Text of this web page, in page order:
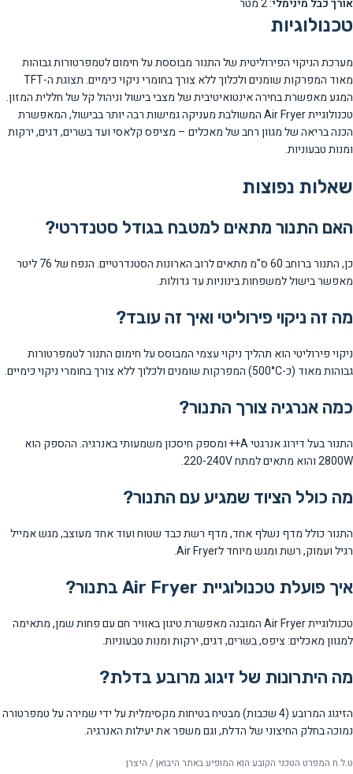
אורך כבל מינימלי: 2 מטר
טכנולוגיות
מערכת הניקוי הפירוליטית של התנור מבוססת על חימום לטמפרטורות גבוהות
מאוד המפרקות שומנים ולכלוך ללא צורך בחומרי ניקוי כימיים. תצוגת ה-TFT
המגע מאפשרת בחירה אינטואיטיבית של מצבי בישול וניהול קל של חללית המזון.
טכנולוגיית Air Fryer המשולבת מעניקה גמישות רבה יותר בבישול, המאפשרת
הכנה בריאה של מגוון רחב של מאכלים – מציפס קלאסי ועד בשרים, דגים, ירקות
ומנות טבעוניות.
שאלות נפוצות
האם התנור מתאים למטבח בגודל סטנדרטי?
כן, התנור ברוחב 60 ס"מ מתאים לרוב הארונות הסטנדרטיים. הנפח של 76 ליטר
מאפשר בישול למשפחות בינוניות עד גדולות.
מה זה ניקוי פירוליטי ואיך זה עובד?
ניקוי פירוליטי הוא תהליך ניקוי עצמי המבוסס על חימום התנור לטמפרטורות
גבוהות מאוד (כ-500°C) המפרקות שומנים ולכלוך ללא צורך בחומרי ניקוי כימיים.
כמה אנרגיה צורך התנור?
התנור בעל דירוג אנרגטי A++ ומספק חיסכון משמעותי באנרגיה. ההספק הוא
2800W והוא מתאים למתח 220-240V.
מה כולל הציוד שמגיע עם התנור?
התנור כולל מדף נשלף אחד, מדף רשת כבד שטוח ועוד אחד מעוצב, מגש אמייל
רגיל ועמוק, רשת ומגש מיוחד לAir Fryer.
איך פועלת טכנולוגיית Air Fryer בתנור?
טכנולוגיית Air Fryer המובנה מאפשרת טיגון באוויר חם עם פחות שמן, מתאימה
למגוון מאכלים: ציפס, בשרים, דגים, ירקות ומנות טבעוניות.
מה היתרונות של זיגוג מרובע בדלת?
הזיגוג המרובע (4 שכבות) מבטיח בטיחות מקסימלית על ידי שמירה על טמפרטורה
נמוכה בחלק החיצוני של הדלת, וגם משפר את יעילות האנרגיה.
ט.ל.ח המפרט הטכני הקובע הוא המופיע באתר היבואן / היצרן